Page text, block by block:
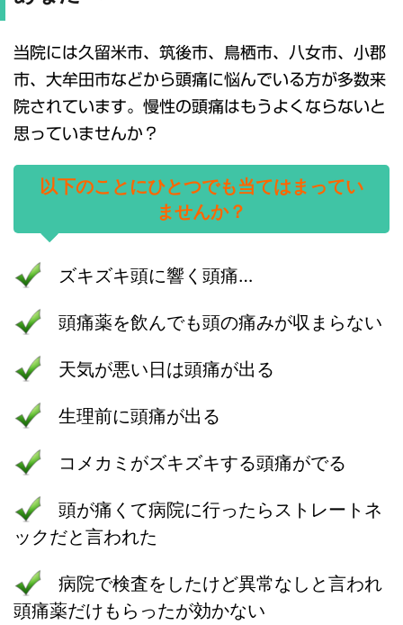
当院には久留米市、筑後市、鳥栖市、八女市、小郡
市、大牟田市などから頭痛に悩んでいる方が多数来
院されています。慢性の頭痛はもうよくならないと
思っていませんか？
以下のことにひとつでも当てはまってい
ませんか？
ズキズキ頭に響く頭痛…
頭痛薬を飲んでも頭の痛みが収まらない
天気が悪い日は頭痛が出る
生理前に頭痛が出る
コメカミがズキズキする頭痛がでる
頭が痛くて病院に行ったらストレートネ
ックだと言われた
病院で検査をしたけど異常なしと言われ
頭痛薬だけもらったが効かない